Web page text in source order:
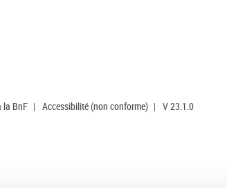
la BnF | Accessibilité (non conforme) | V 23.1.0